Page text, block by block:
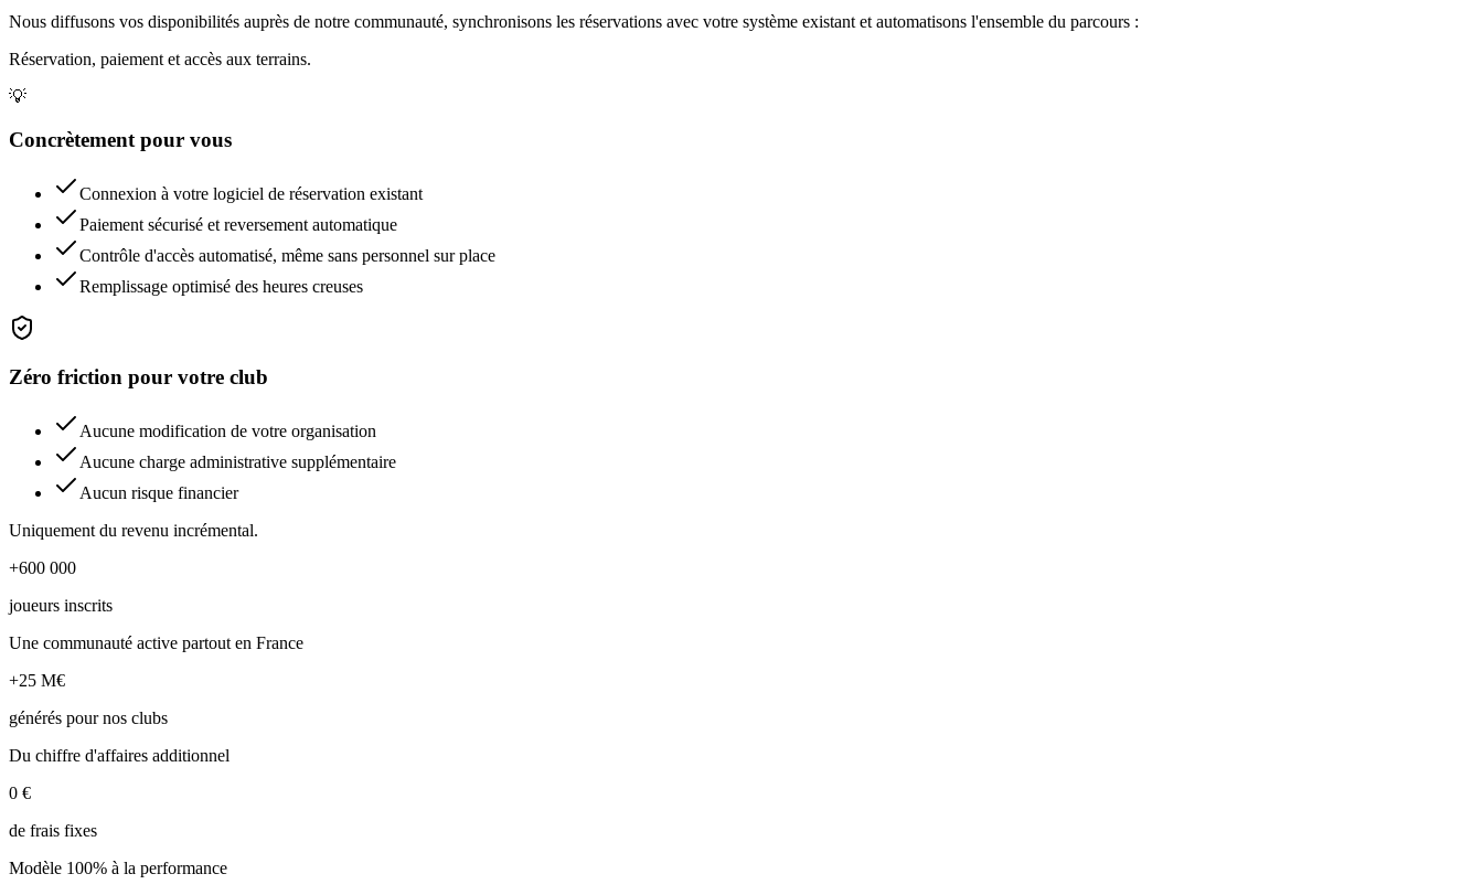
Nous diffusons vos disponibilités auprès de notre communauté, synchronisons les réservations avec votre système existant et automatisons l'ensemble du parcours :
Réservation, paiement et accès aux terrains.
💡
Concrètement pour vous
Connexion à votre logiciel de réservation existant
Paiement sécurisé et reversement automatique
Contrôle d'accès automatisé, même sans personnel sur place
Remplissage optimisé des heures creuses
Zéro friction pour votre club
Aucune modification de votre organisation
Aucune charge administrative supplémentaire
Aucun risque financier
Uniquement du revenu incrémental.
+600 000
joueurs inscrits
Une communauté active partout en France
+25 M€
générés pour nos clubs
Du chiffre d'affaires additionnel
0 €
de frais fixes
Modèle 100% à la performance